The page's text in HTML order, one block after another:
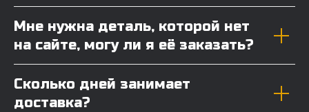
Мне нужна деталь, которой нет
на сайте, могу ли я её заказать?
Сколько дней занимает
доставка?